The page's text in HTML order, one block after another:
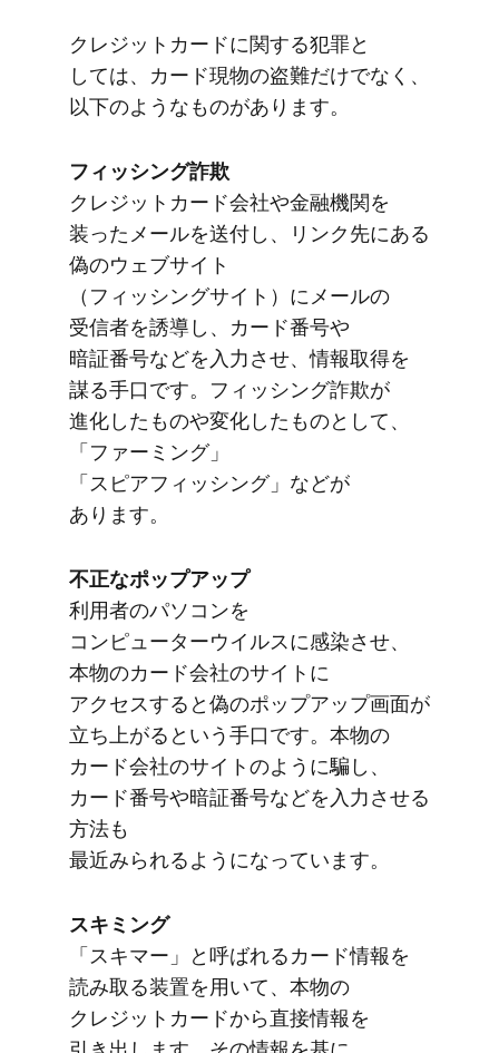
クレジットカードに​関する​犯罪と​
しては、​カード現物の​盗難だけでなく、​
以下のような​ものが​あります。
フィッシング詐欺
クレジットカード会社や​金融機関を​
装った​メールを​送付し、​リンク先に​ある​
偽の​ウェブサイト​
（フィッシングサイト）に​メールの​
受信者を​誘導し、​カード番号や​
暗証番号などを​入力させ、​情報取得を​
謀る​手口です。​フィッシング詐欺が​
進化した​ものや​変化した​ものと​して、​
「ファーミング」​
「スピアフィッシング」などが​
あります。
不正な​ポップアップ
利用者の​パソコンを​
コンピューターウイルスに​感染させ、​
本物の​カード会社の​サイトに​
アクセスすると​偽の​ポップアップ画面が​
立ち上がると​いう​手口です。​本物の​
カード会社の​サイトのように​騙し、​
カード番号や​暗証番号などを​入力させる​
方​法も​
最近みられるようになっています。
スキミング
​「スキマー」と​呼ばれる​カード情報を​
読み取る​装置を​用いて、​本物の​
クレジットカードから​直接情報を​